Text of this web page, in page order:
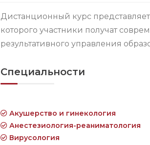
Дистанционный курс
которого участники получат
результативного управления
Специальности
Акушерство и гинекология
Анестезиология-реаниматология
Вирусология